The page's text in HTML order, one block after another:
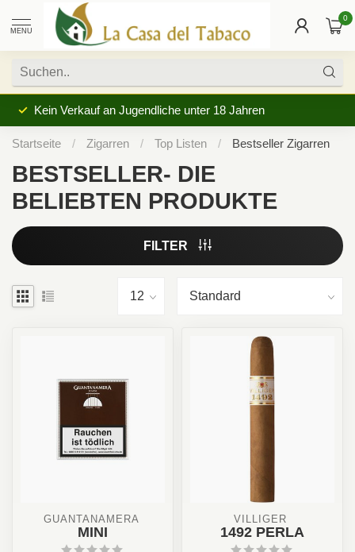
MENU
0
Kein Verkauf an Jugendliche unter 18 Jahren
Startseite / Zigarren / Top Listen / Bestseller Zigarren
BESTSELLER- DIE
BELIEBTEN PRODUKTE
FILTER
GUANTANAMERA
MINI
VILLIGER
1492 PERLA